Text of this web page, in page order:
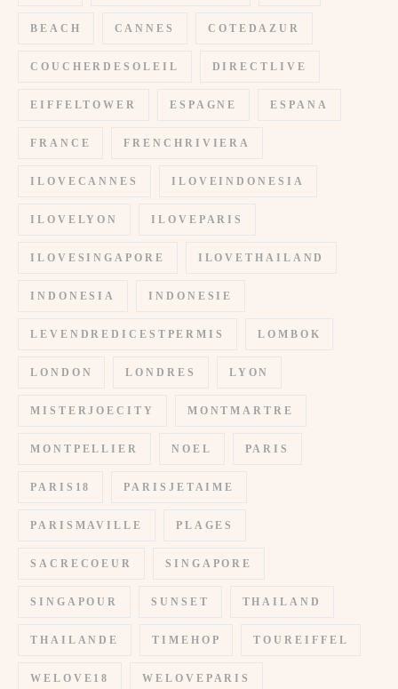
BEACH CANNES COTEDAZUR
COUCHERDESOLEIL DIRECTLIVE
EIFFELTOWER ESPAGNE ESPANA
FRANCE FRENCHRIVIERA
ILOVECANNES ILOVEINDONESIA
ILOVELYON ILOVEPARIS
ILOVESINGAPORE ILOVETHAILAND
INDONESIA INDONESIE
LEVENDREDICESTPERMIS LOMBOK
LONDON LONDRES LYON
MISTERJOECITY MONTMARTRE
MONTPELLIER NOEL PARIS
PARIS18 PARISJETAIME
PARISMAVILLE PLAGES
SACRECOEUR SINGAPORE
SINGAPOUR SUNSET THAILAND
THAILANDE TIMEHOP TOUREIFFEL
WELOVE18 WELOVEPARIS